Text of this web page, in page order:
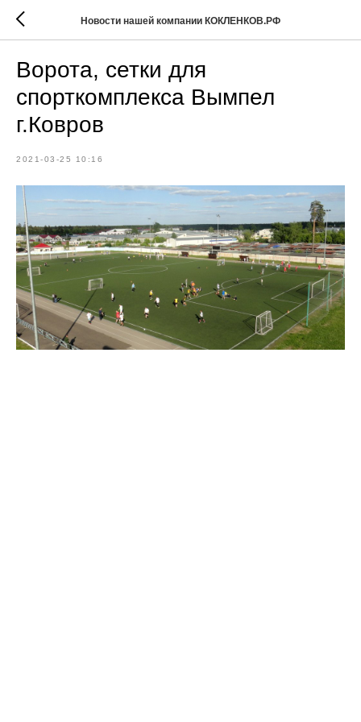
Новости нашей компании КОКЛЕНКОВ.РФ
Ворота, сетки для
спорткомплекса Вымпел
г.Ковров
2021-03-25 10:16